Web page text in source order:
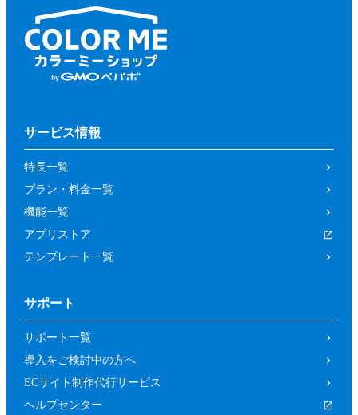
サービス情報
特長一覧
プラン・料金一覧
機能一覧
アプリストア
テンプレート一覧
サポート
サポート一覧
導入をご検討中の方へ
ECサイト制作代行サービス
ヘルプセンター